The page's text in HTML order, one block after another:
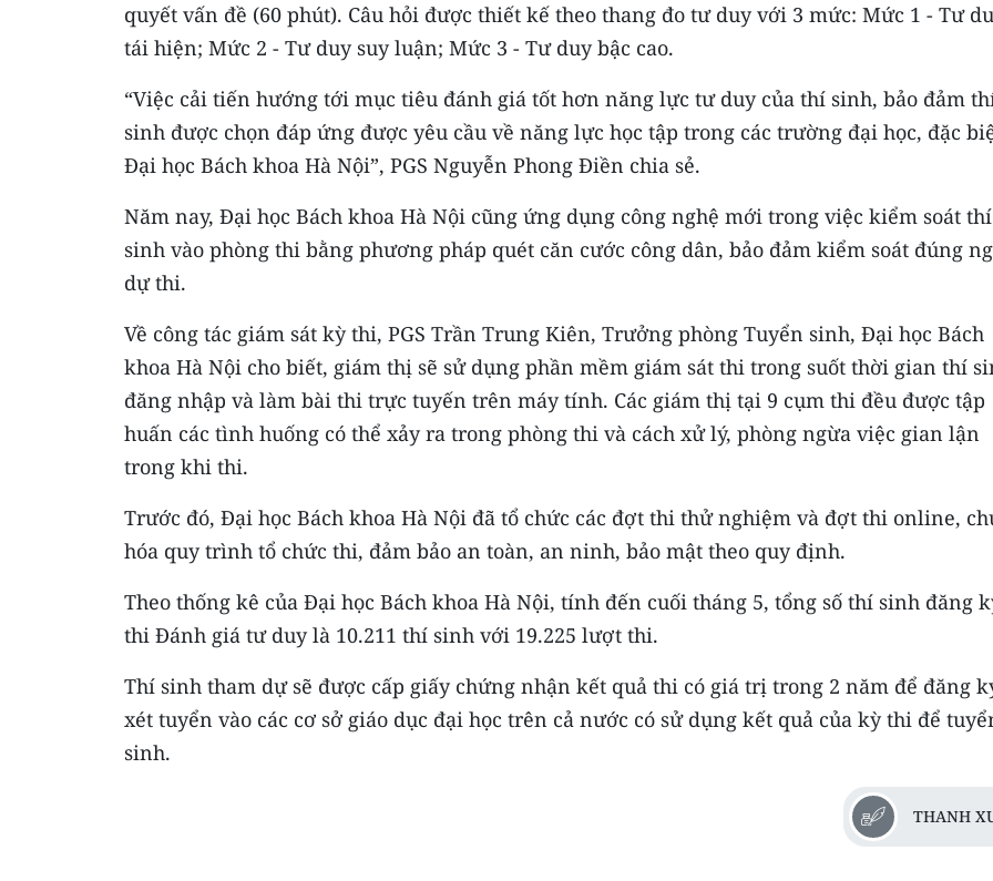
quyết vấn đề (60 phút). Câu hỏi được thiết kế theo thang đo tư duy với 3 mức: Mức 1 - Tư
tái hiện; Mức 2 - Tư duy suy luận; Mức 3 - Tư duy bậc cao.
“Việc cải tiến hướng tới mục tiêu đánh giá tốt hơn năng lực tư duy của thí sinh, bảo đảm
sinh được chọn đáp ứng được yêu cầu về năng lực học tập trong các trường đại học, đặc
Đại học Bách khoa Hà Nội”, PGS Nguyễn Phong Điền chia sẻ.
Năm nay, Đại học Bách khoa Hà Nội cũng ứng dụng công nghệ mới trong việc kiểm soát thí
sinh vào phòng thi bằng phương pháp quét căn cước công dân, bảo đảm kiểm soát đúng
dự thi.
Về công tác giám sát kỳ thi, PGS Trần Trung Kiên, Trưởng phòng Tuyển sinh, Đại học Bách
khoa Hà Nội cho biết, giám thị sẽ sử dụng phần mềm giám sát thi trong suốt thời gian thí
đăng nhập và làm bài thi trực tuyến trên máy tính. Các giám thị tại 9 cụm thi đều được tập
huấn các tình huống có thể xảy ra trong phòng thi và cách xử lý, phòng ngừa việc gian lận
trong khi thi.
Trước đó, Đại học Bách khoa Hà Nội đã tổ chức các đợt thi thử nghiệm và đợt thi online,
hóa quy trình tổ chức thi, đảm bảo an toàn, an ninh, bảo mật theo quy định.
Theo thống kê của Đại học Bách khoa Hà Nội, tính đến cuối tháng 5, tổng số thí sinh đăng
thi Đánh giá tư duy là 10.211 thí sinh với 19.225 lượt thi.
Thí sinh tham dự sẽ được cấp giấy chứng nhận kết quả thi có giá trị trong 2 năm để đăng
xét tuyển vào các cơ sở giáo dục đại học trên cả nước có sử dụng kết quả của kỳ thi để
sinh.
THANH